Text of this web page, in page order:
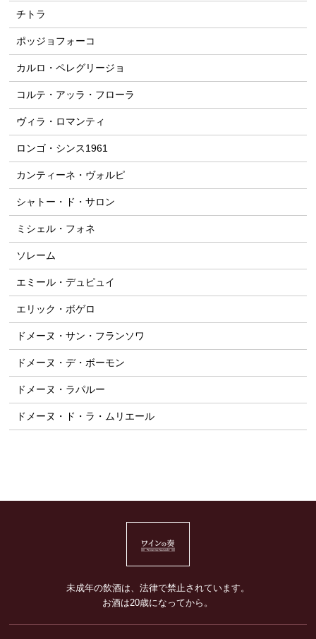
チトラ
ポッジョフォーコ
カルロ・ペレグリージョ
コルテ・アッラ・フローラ
ヴィラ・ロマンティ
ロンゴ・シンス1961
カンティーネ・ヴォルピ
シャトー・ド・サロン
ミシェル・フォネ
ソレーム
エミール・デュピュイ
エリック・ボゲロ
ドメーヌ・サン・フランソワ
ドメーヌ・デ・ボーモン
ドメーヌ・ラパルー
ドメーヌ・ド・ラ・ムリエール
未成年の飲酒は、法律で禁止されています。
お酒は20歳になってから。